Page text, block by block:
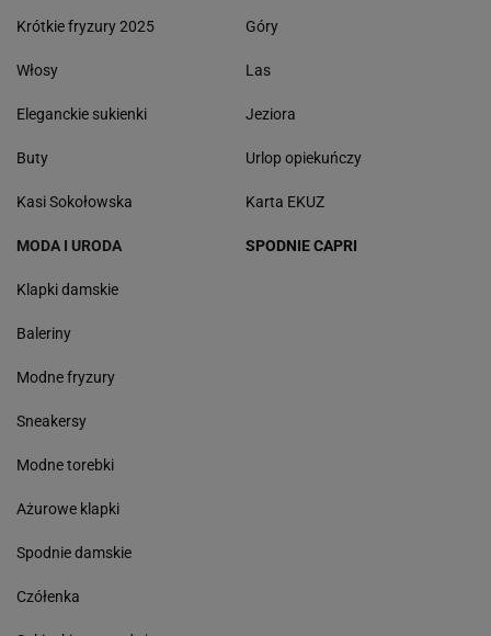
Krótkie fryzury 2025
Włosy
Eleganckie sukienki
Buty
Kasi Sokołowska
Góry
Las
Jeziora
Urlop opiekuńczy
Karta EKUZ
MODA I URODA
Klapki damskie
Baleriny
Modne fryzury
Sneakersy
Modne torebki
Ażurowe klapki
Spodnie damskie
Czółenka
SPODNIE CAPRI